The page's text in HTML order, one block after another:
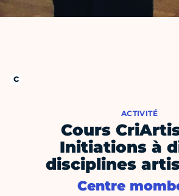
ACTIVITÉ
Cours
Initiations à
disciplines
Centre